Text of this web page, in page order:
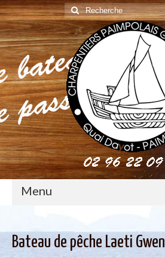
Rechercher
:
Menu
Restauration de bateaux bois
Bateau de pêche Laeti Gwen